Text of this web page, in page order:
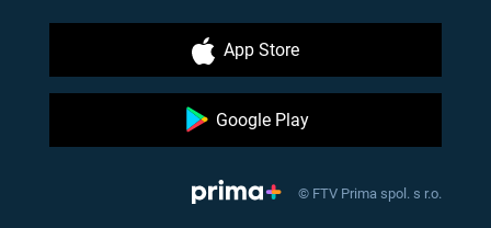
App Store
Google Play
© FTV Prima spol. s r.o.